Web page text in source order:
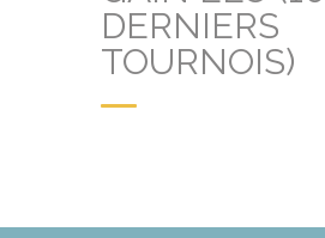
DERNIERS
TOURNOIS)